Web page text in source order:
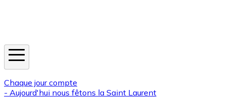
Chaque jour compte
- Aujourd'hui nous fêtons la Saint Laurent